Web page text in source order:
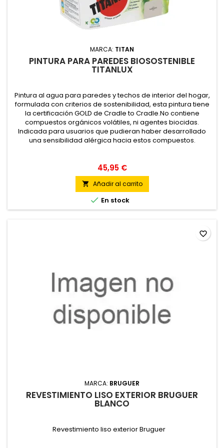
MARCA: TITAN
PINTURA PARA PAREDES BIOSOSTENIBLE
TITANLUX
Pintura al agua para paredes y techos de interior del hogar,
formulada con criterios de sostenibilidad, esta pintura tiene
la certificación GOLD de Cradle to Cradle.No contiene
compuestos orgánicos volátiles, ni agentes biocidas.
Indicada para usuarios que pudieran haber desarrollado
una sensibilidad alérgica hacia estos compuestos.
45,95 €
 Añadir al carrito
 En stock
MARCA: BRUGUER
REVESTIMIENTO LISO EXTERIOR BRUGUER
BLANCO
Revestimiento liso exterior Bruguer
favorite_border